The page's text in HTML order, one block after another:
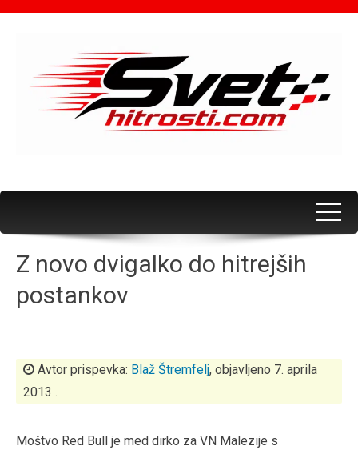
Z novo dvigalko do hitrejših
postankov
Avtor prispevka: Blaž Štremfelj, objavljeno 7. aprila
2013 .
Moštvo Red Bull je med dirko za VN Malezije s